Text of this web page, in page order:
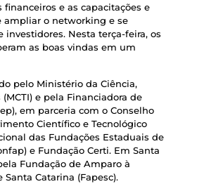
financeiros e as capacitações e
ampliar o networking e se
investidores. Nesta terça-feira, os
as boas vindas em um
pelo Ministério da Ciência,
e pela Financiadora de
em parceria com o Conselho
Científico e Tecnológico
das Fundações Estaduais de
e Fundação Certi. Em Santa
Fundação de Amparo à
Santa Catarina (Fapesc).